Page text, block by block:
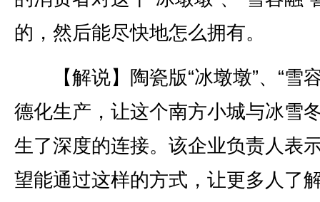
的，然后能尽快地怎么拥有。
【解说】陶瓷版“冰墩墩”、“雪
德化生产，让这个南方小城与冰雪
生了深度的连接。该企业负责人表
望能通过这样的方式，让更多人了